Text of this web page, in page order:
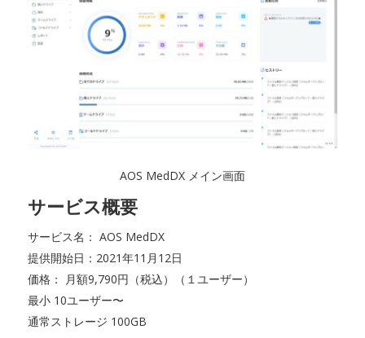
AOS MedDX メイン画面
サービス概要
サービス名： AOS MedDX
提供開始日：2021年11月12日
価格： 月額9,790円（税込）（１ユーザー）
最小 10ユーザー〜
通常ストレージ 100GB